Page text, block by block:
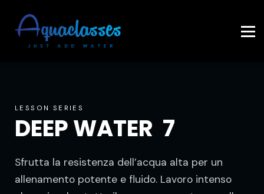
Accedi
LESSON SERIES
DEEP WATER 7
Sfrutta la resistenza dell’acqua alta per un
allenamento potente e fluido. Lavoro intenso